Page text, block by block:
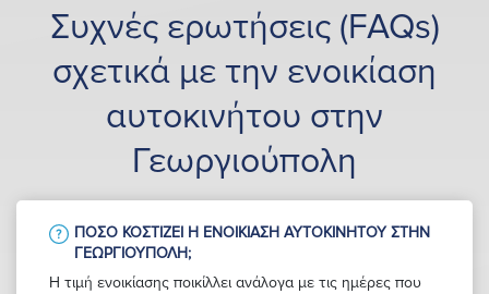
Συχνές ερωτήσεις (FAQs)
σχετικά με την ενοικίαση
αυτοκινήτου στην
Γεωργιούπολη
ΠΌΣΟ ΚΟΣΤΊΖΕΙ Η ΕΝΟΙΚΊΑΣΗ ΑΥΤΟΚΙΝΉΤΟΥ ΣΤΗΝ
ΓΕΩΡΓΙΟΎΠΟΛΗ;
Η τιμή ενοικίασης ποικίλλει ανάλογα με τις ημέρες που